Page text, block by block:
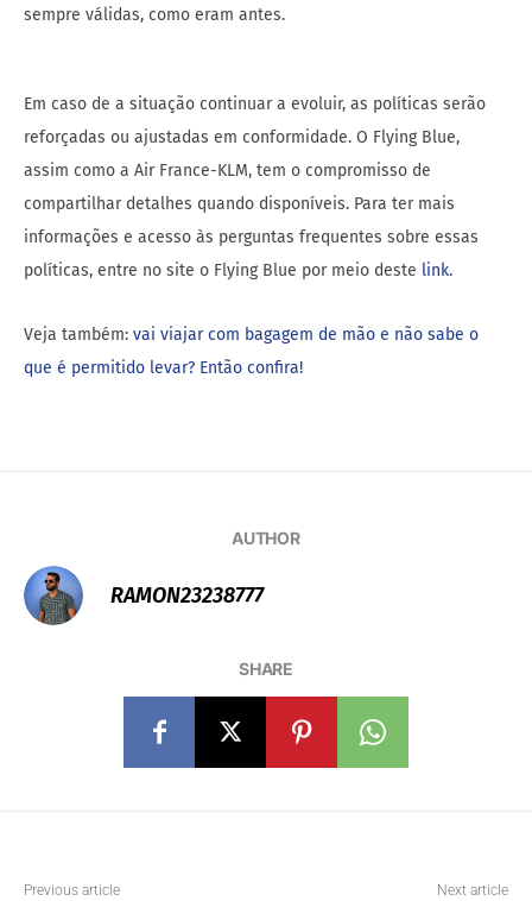
sempre válidas, como eram antes.
Em caso de a situação continuar a evoluir, as políticas serão
reforçadas ou ajustadas em conformidade. O Flying Blue,
assim como a Air France-KLM, tem o compromisso de
compartilhar detalhes quando disponíveis. Para ter mais
informações e acesso às perguntas frequentes sobre essas
políticas, entre no site o Flying Blue por meio deste link.
Veja também: vai viajar com bagagem de mão e não sabe o
que é permitido levar? Então confira!
AUTHOR
RAMON23238777
SHARE
Previous article
Next article